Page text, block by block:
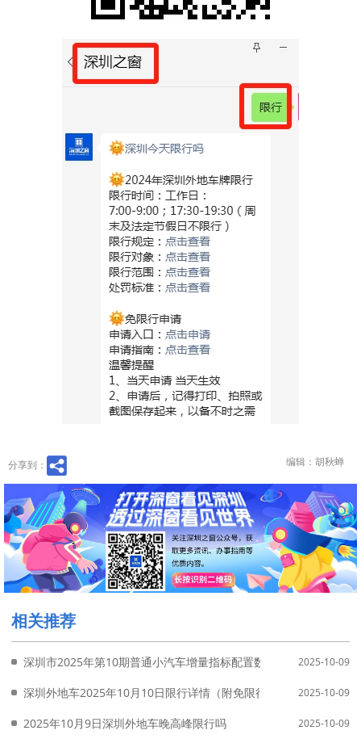
分享到： 编辑：胡秋蝉
相关推荐
深圳市2025年第10期普通小汽车增量指标配置数量 2025-10-09
深圳外地车2025年10月10日限行详情（附免限行申请入口）2025-10-09
2025年10月9日深圳外地车晚高峰限行吗 2025-10-09